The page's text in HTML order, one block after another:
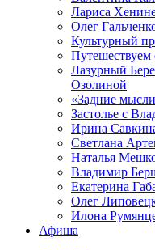
Лариса
Олег
Культурный
Лазурный
Озолиной
«Задние
Застолье с
Ирина
Светлана
Наталья
Владимир
Екатерина
Олег
Илона
Афиша